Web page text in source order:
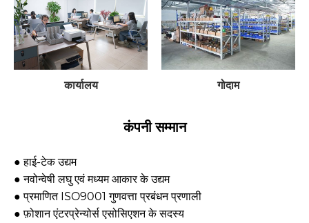
कार्यालय गोदाम
कंपनी सम्मान
● हाई-टेक उद्यम
● नवोन्वेषी लघु एवं मध्यम आकार के उद्यम
● प्रमाणित ISO9001 गुणवत्ता प्रबंधन प्रणाली
● फ़ोशान एंटरप्रेन्योर्स एसोसिएशन के सदस्य